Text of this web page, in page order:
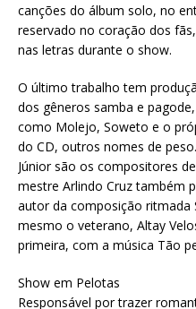
canções do álbum solo, no
reservado no coração dos
nas letras durante o show.
O último trabalho tem
dos gêneros samba e
como Molejo, Soweto e o
do CD, outros nomes de
Júnior são os compositores
mestre Arlindo Cruz também
autor da composição ritmada
mesmo o veterano, Altay
primeira, com a música Tão
Show em Pelotas
Responsável por trazer